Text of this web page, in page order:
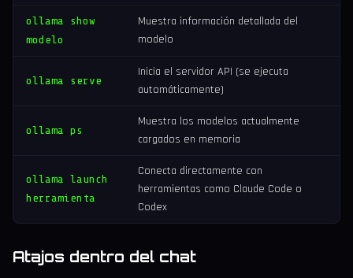
ollama show
modelo
Muestra información detallada del
modelo
ollama serve
Inicia el servidor API (se ejecuta
automáticamente)
ollama ps
Muestra los modelos actualmente
cargados en memoria
ollama launch
herramienta
Conecta directamente con
herramientas como Claude Code o
Codex
Atajos dentro del chat